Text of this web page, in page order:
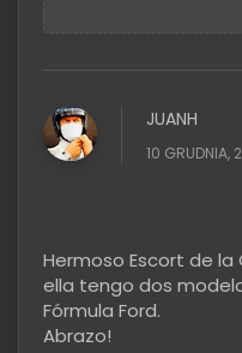
JUANH
10 GRUDNIA,
Hermoso Escort de la
ella tengo dos
Fórmula Ford.
Abrazo!